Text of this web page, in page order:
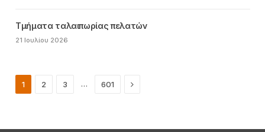
Τμήματα ταλαιπωρίας πελατών
21 Ιουλίου 2026
1 2 3 … 601 Next